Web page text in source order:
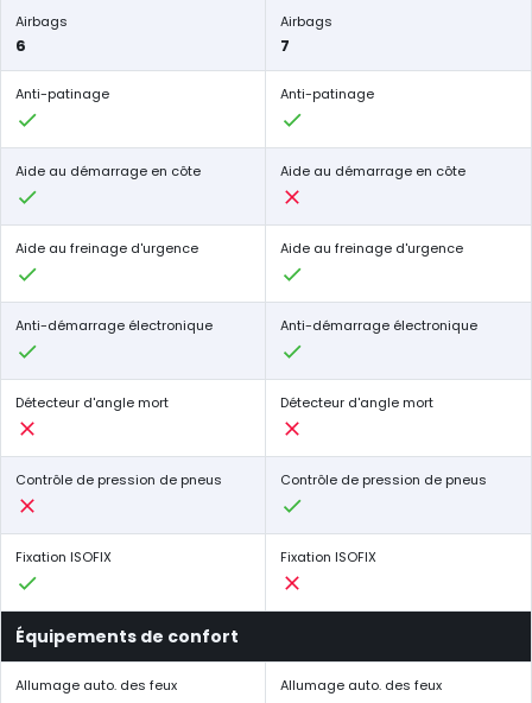
Airbags
6
Airbags
7
Anti-patinage Anti-patinage
Aide au démarrage en côte Aide au démarrage en côte
Aide au freinage d'urgence Aide au freinage d'urgence
Anti-démarrage électronique Anti-démarrage électronique
Détecteur d'angle mort Détecteur d'angle mort
Contrôle de pression de pneus Contrôle de pression de pneus
Fixation ISOFIX Fixation ISOFIX
Équipements de confort
Allumage auto. des feux Allumage auto. des feux